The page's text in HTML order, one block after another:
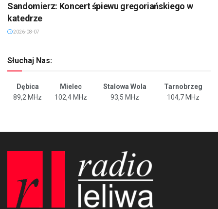
Sandomierz: Koncert śpiewu gregoriańskiego w
katedrze
2026-08-07
Słuchaj Nas:
Dębica Mielec Stalowa Wola
Tarnobrzeg
89,2 MHz
102,4 MHz 93,5 MHz 104,7 MHz